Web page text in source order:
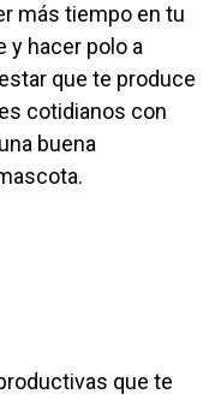
más tiempo en tu
y hacer polo a
que te produce
cotidianos con
buena
que te